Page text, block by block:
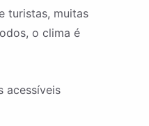
turistas, muitas
o clima é
acessíveis